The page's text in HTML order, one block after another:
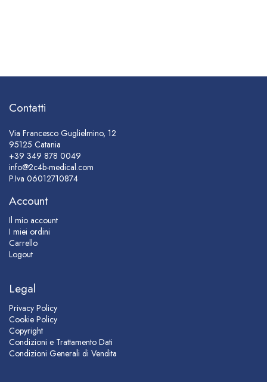
Contatti
Via Francesco Guglielmino, 12
95125 Catania
+39 349 878 0049
info@2c4b-medical.com
P.Iva 06012710874
Account
Il mio account
I miei ordini
Carrello
Logout
Legal
Privacy Policy
Cookie Policy
Copyright
Condizioni e Trattamento Dati
Condizioni Generali di Vendita